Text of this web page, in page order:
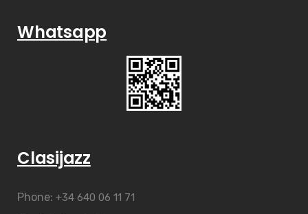
Whatsapp
Clasijazz
Phone: +34 640 06 11 71